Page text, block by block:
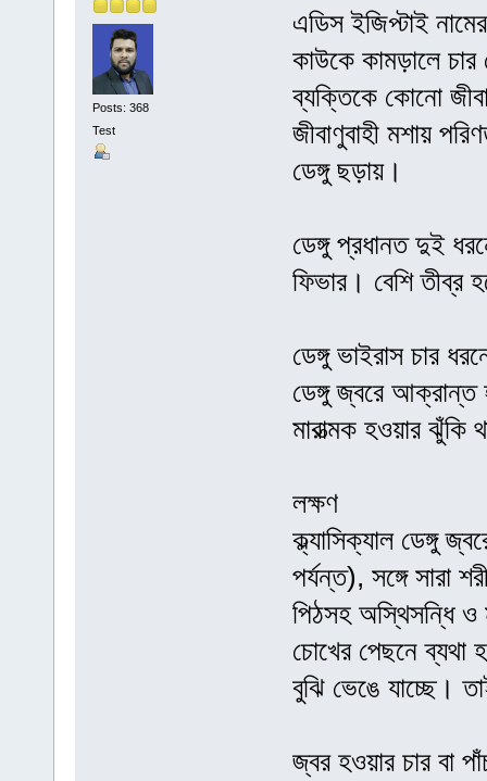
Posts: 368
Test
এডিস ইজিপ্টাই
কাউকে কামড়ালে
ব্যক্তিকে কোনো
জীবাণুবাহী মশায়
ডেঙ্গু ছড়ায়।
ডেঙ্গু প্রধানত দুই
ফিভার। বেশি তীব্র
ডেঙ্গু ভাইরাস চার
ডেঙ্গু জ্বরে আক্রান্ত
মারাত্মক হওয়ার ঝুঁকি
লক্ষণ
ক্ল্যাসিক্যাল ডেঙ্গু
পর্যন্ত), সঙ্গে সারা
পিঠসহ অস্থিসন্ধি ও
চোখের পেছনে
বুঝি ভেঙে যাচ্ছে।
জ্বর হওয়ার চার বা